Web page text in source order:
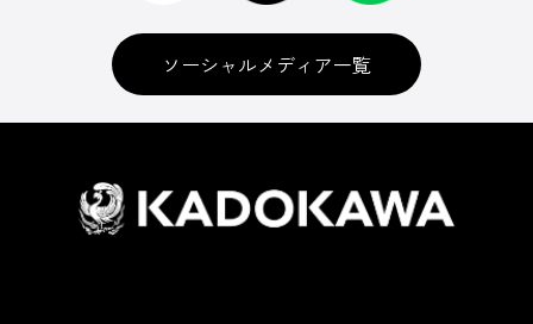
ソーシャルメディア一覧